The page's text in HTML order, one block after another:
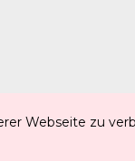
Webseite zu